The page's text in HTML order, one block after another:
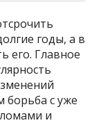
годы, а в
его. Главное
борьба с уже
и